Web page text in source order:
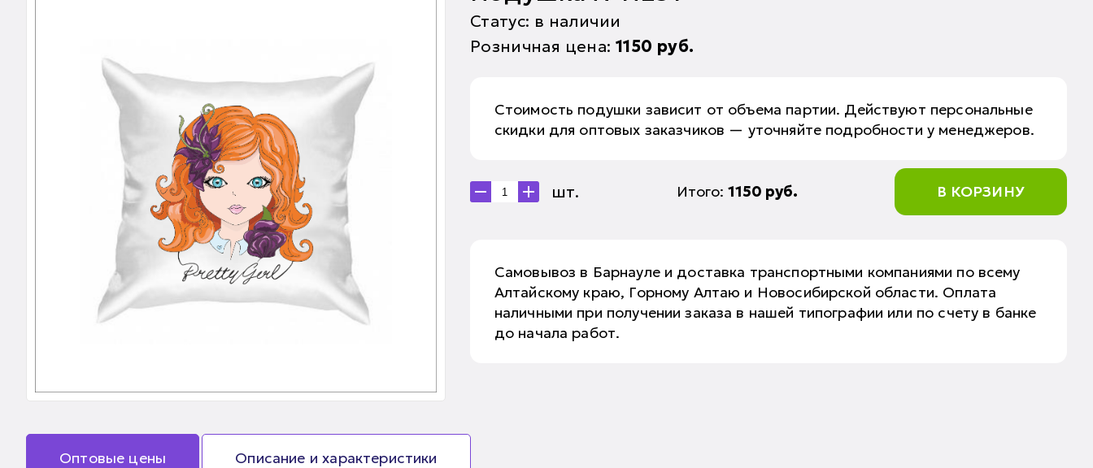
Статус: в наличии
Розничная цена: 1150 руб.
Стоимость подушки зависит от объема партии. Действуют персональные
скидки для оптовых заказчиков — уточняйте подробности у менеджеров.
шт. Итого: 1150 руб. В КОРЗИНУ
Самовывоз в Барнауле и доставка транспортными компаниями по всему
Алтайскому краю, Горному Алтаю и Новосибирской области. Оплата
наличными при получении заказа в нашей типографии или по счету в банке
до начала работ.
Оптовые цены Описание и характеристики